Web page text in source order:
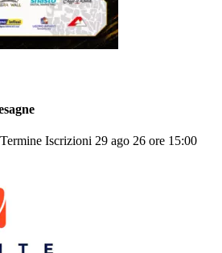
Termine Iscrizioni 29 ago 26 ore 15:00